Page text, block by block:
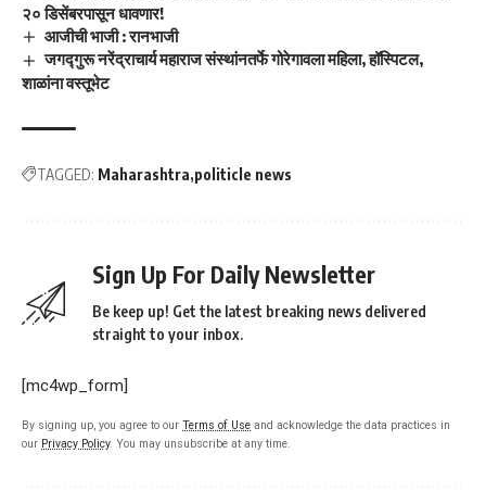
२० डिसेंबरपासून धावणार!
आजीची भाजी : रानभाजी
जगद्गुरू नरेंद्राचार्य महाराज संस्थांनतर्फे गोरेगावला महिला, हॉस्पिटल,
शाळांना वस्तूभेट
TAGGED: Maharashtra politicle news
Sign Up For Daily Newsletter
Be keep up! Get the latest breaking news delivered
straight to your inbox.
[mc4wp_form]
By signing up, you agree to our Terms of Use and acknowledge the data practices in
our Privacy Policy. You may unsubscribe at any time.